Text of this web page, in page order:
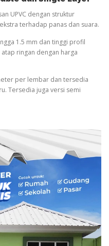
UPVC dengan struktur
terhadap panas dan suara.
1.5 mm dan tinggi profil
ringan dengan harga
per lembar dan tersedia
Tersedia juga versi semi